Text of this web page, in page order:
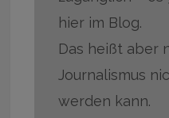
hier im Blog.
Das heißt aber
Journalismus
werden kann.